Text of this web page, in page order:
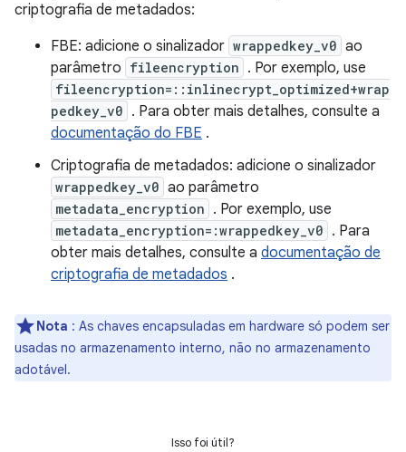
criptografia de metadados:
FBE: adicione o sinalizador wrappedkey_v0 ao
parâmetro fileencryption . Por exemplo, use
fileencryption=::inlinecrypt_optimized+wrap
pedkey_v0 . Para obter mais detalhes, consulte a
documentação do FBE .
Criptografia de metadados: adicione o sinalizador
wrappedkey_v0 ao parâmetro
metadata_encryption . Por exemplo, use
metadata_encryption=:wrappedkey_v0 . Para
obter mais detalhes, consulte a documentação de
criptografia de metadados .
Nota : As chaves encapsuladas em hardware só podem ser
usadas no armazenamento interno, não no armazenamento
adotável.
Isso foi útil?